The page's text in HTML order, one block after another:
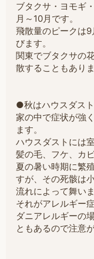
ブタクサ・ヨモギ
月～10月です。
飛散量のピークは
びます。
関東でブタクサの
散することもありま
●秋はハウスダス
家の中で症状が強
ます。
ハウスダストには
髪の毛、フケ、カ
夏の暑い時期に繁
すが、その死骸は
流れによって舞いま
それがアレルギー
ダニアレルギーの
ともあるので注意